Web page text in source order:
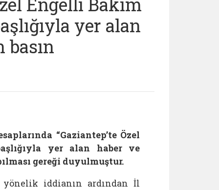
yer alan
“Gaziantep’te Özel
yer alan haber ve
gereği duyulmuştur.
yönelik iddianın ardından İl